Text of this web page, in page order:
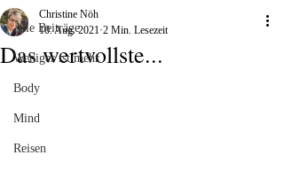
Alle Beiträge
Weniger ist mehr
Body
Mind
Reisen
Das wertvollste...
Christine Nöh
10. Aug. 2021 2 Min. Lesezeit